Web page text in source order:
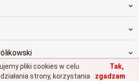
pliki cookies w celu
strony, korzystania
Tak,
zgadzam